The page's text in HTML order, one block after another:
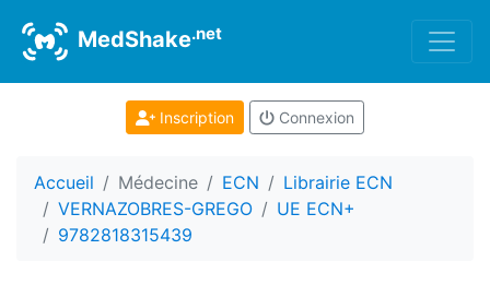
MedShake.net
Inscription Connexion
Accueil Médecine ECN
Librairie ECN
VERNAZOBRES-GREGO
UE ECN+
9782818315439